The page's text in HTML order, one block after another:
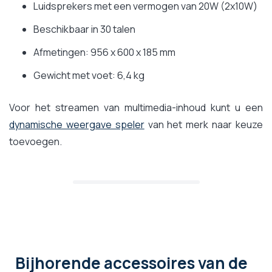
Luidsprekers met een vermogen van 20W (2x10W)
Beschikbaar in 30 talen
Afmetingen: 956 x 600 x 185 mm
Gewicht met voet: 6,4 kg
Voor het streamen van multimedia-inhoud kunt u een
dynamische weergave spelervan het merk naar keuze
toevoegen.
Bijhorende accessoiresvan de